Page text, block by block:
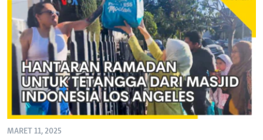
MARET 11, 2025